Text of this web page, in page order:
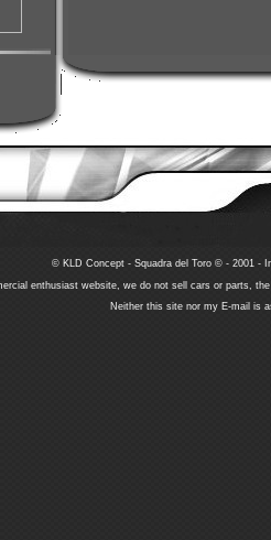
© KLD Concept - Squadra del Toro © - 2001 -
enthusiast website, we do not sell cars or parts,
Neither this site nor my E-mail is